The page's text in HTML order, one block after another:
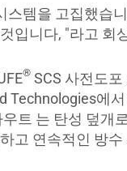
스템을 고집했습
입니다, "라고 회
® SCS 사전도
Technologies에
트 는 탄성 덮개
고 연속적인 방